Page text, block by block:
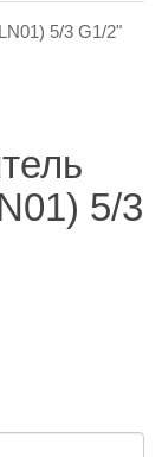
5/3 G1/2"
5/3